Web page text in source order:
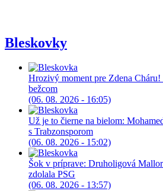
Bleskovky
Hrozivý moment pre Zdena Cháru!
bežcom
(06. 08. 2026 - 16:05)
Už je to čierne na bielom:
s Trabzonsporom
(06. 08. 2026 - 15:02)
Šok v príprave: Druholigová
zdolala PSG
(06. 08. 2026 - 13:57)